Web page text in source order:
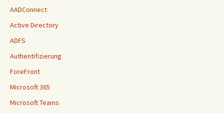
AADConnect
Active Directory
ADFS
Authentifizierung
ForeFront
Microsoft 365
Microsoft Teams